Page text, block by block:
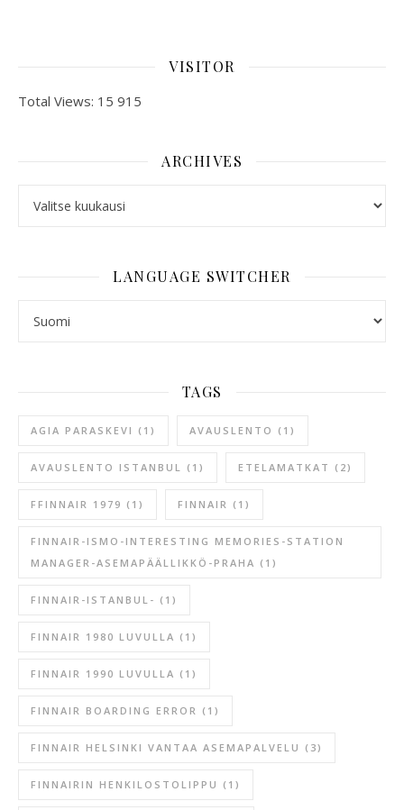
VISITOR
Total Views: 15 915
ARCHIVES
LANGUAGE SWITCHER
TAGS
AGIA PARASKEVI (1) AVAUSLENTO (1)
AVAUSLENTO ISTANBUL (1) ETELAMATKAT (2)
FFINNAIR 1979 (1) FINNAIR (1)
FINNAIR-ISMO-INTERESTING MEMORIES-STATION
MANAGER-ASEMAPÄÄLLIKKÖ-PRAHA (1)
FINNAIR-ISTANBUL- (1)
FINNAIR 1980 LUVULLA (1)
FINNAIR 1990 LUVULLA (1)
FINNAIR BOARDING ERROR (1)
FINNAIR HELSINKI VANTAA ASEMAPALVELU (3)
FINNAIRIN HENKILOSTOLIPPU (1)